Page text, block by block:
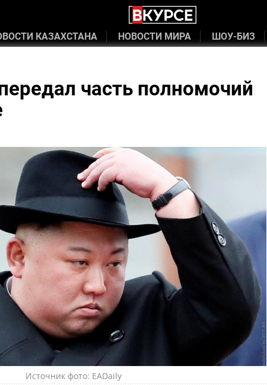
КАЗАХСТАНА НОВОСТИ МИРА ШОУ-БИЗ
часть полномочий
Источник фото: EADaily